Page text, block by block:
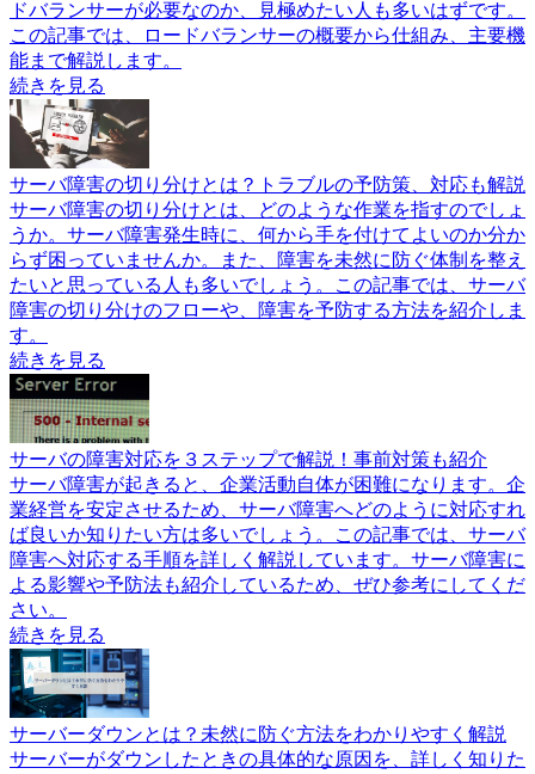
ドバランサーが必要なのか、見極めたい人も多いはずです。
この記事では、ロードバランサーの概要から仕組み、主要機
能まで解説します。
続きを見る
サーバ障害の切り分けとは？トラブルの予防策、対応も解説
サーバ障害の切り分けとは、どのような作業を指すのでしょ
うか。サーバ障害発生時に、何から手を付けてよいのか分か
らず困っていませんか。また、障害を未然に防ぐ体制を整え
たいと思っている人も多いでしょう。この記事では、サーバ
障害の切り分けのフローや、障害を予防する方法を紹介しま
す。
続きを見る
サーバの障害対応を３ステップで解説！事前対策も紹介
サーバ障害が起きると、企業活動自体が困難になります。企
業経営を安定させるため、サーバ障害へどのように対応すれ
ば良いか知りたい方は多いでしょう。この記事では、サーバ
障害へ対応する手順を詳しく解説しています。サーバ障害に
よる影響や予防法も紹介しているため、ぜひ参考にしてくだ
さい。
続きを見る
サーバーダウンとは？未然に防ぐ方法をわかりやすく解説
サーバーがダウンしたときの具体的な原因を、詳しく知りた